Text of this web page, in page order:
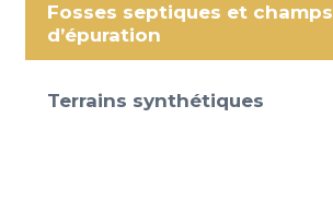
Fosses septiques et champs
d’épuration
Terrains synthétiques